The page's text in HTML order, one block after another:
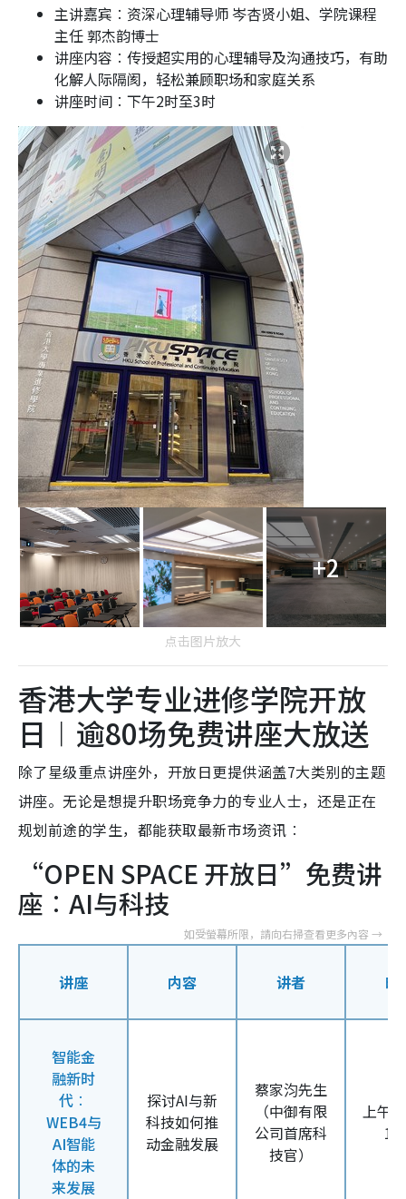
主讲嘉宾︰资深心理辅导师 岑杏贤小姐、学院课程
主任 郭杰韵博士
讲座内容︰传授超实用的心理辅导及沟通技巧，有助
化解人际隔阂，轻松兼顾职场和家庭关系
讲座时间︰ 下午2时至3时
+2
点击图片放大
香港大学专业进修学院开放
日︱逾80场免费讲座大放送
除了星级重点讲座外，开放日更提供涵盖7大类别的主题
讲座。无论是想提升职场竞争力的专业人士，还是正在
规划前途的学生，都能获取最新市场资讯︰
“OPEN SPACE 开放日”免费讲
座︰ AI与科技
讲座 内容 讲者 时
智能金
融新时
代︰
WEB4与
AI智能
体的未
来发展
探讨AI与新
科技如何推
动金融发展
蔡家汮先生
（中御有限
公司首席科
技官）
上午
12